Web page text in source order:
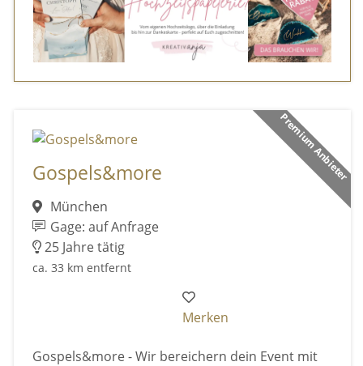
Premium Anbieter
Gospels&more
München
Gage: auf Anfrage
25 Jahre tätig
ca. 33 km entfernt
Merken
Gospels&more - Wir bereichern dein Event mit